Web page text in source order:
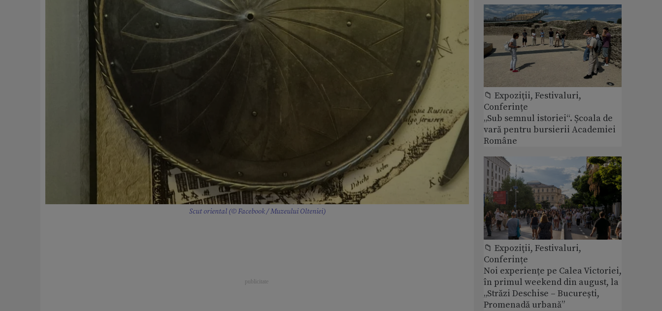
Scut oriental (© Facebook / Muzeului Olteniei)
📁 Expoziţii, Festivaluri,
Conferințe
„Sub semnul istoriei“. Școala de
vară pentru bursierii Academiei
Române
📁 Expoziţii, Festivaluri,
Conferințe
Noi experiențe pe Calea Victoriei,
în primul weekend din august, la
„Străzi Deschise – București,
Promenadă urbană”